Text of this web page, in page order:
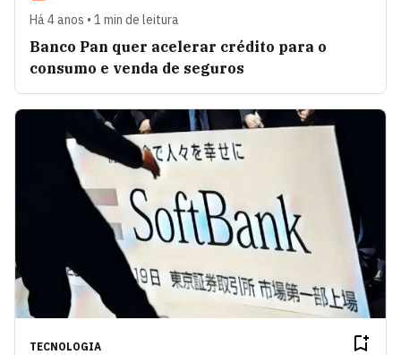
Há 4 anos • 1 min de leitura
Banco Pan quer acelerar crédito para o
consumo e venda de seguros
TECNOLOGIA